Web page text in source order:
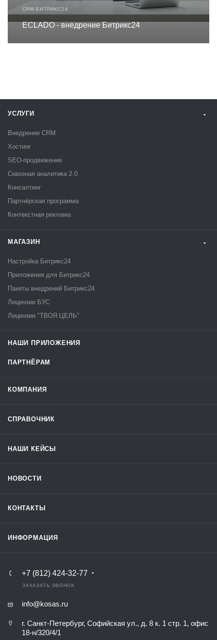
CRM БИТРИКС24
ECLADO - внедрение Битрикс24
УСЛУГИ
Внедрение CRM
Хостинг
SEO-продвижение
Сквозная аналитика 2.0
Консалтинг
Партнёрская программа
Контекстная реклама
МАГАЗИН
Настройка Битрикс24
Приложения для Битрикс24
Пакеты внедрений Битрикс24
Лицензии БУС
Лицензии "ТВОЯ ЦЕЛЬ"
НАШИ ПРИЛОЖЕНИЯ
ПАРТНЁРАМ
КОМПАНИЯ
СПРАВОЧНИК
НАШИ КЕЙСЫ
НОВОСТИ
КОНТАКТЫ
ИНФОРМАЦИЯ
+7 (812) 424-32-77
ЗАКАЗАТЬ ЗВОНОК
info@kosas.ru
г. Санкт-Петербург, Софийская ул., д. 8 к. 1 стр. 1, офис
18-н/320/4/1